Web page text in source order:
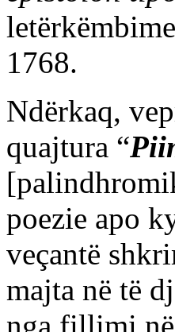
1768.
Ndërkaq,
quajtura “
poezie apo
veçantë
majta në të
nga fillimi